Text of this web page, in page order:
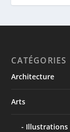
CATÉGORIES
Architecture
Arts
Illustrations